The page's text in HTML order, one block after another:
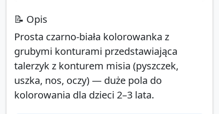
📝 Opis
Prosta czarno-biała kolorowanka z
grubymi konturami przedstawiająca
talerzyk z konturem misia (pyszczek,
uszka, nos, oczy) — duże pola do
kolorowania dla dzieci 2–3 lata.